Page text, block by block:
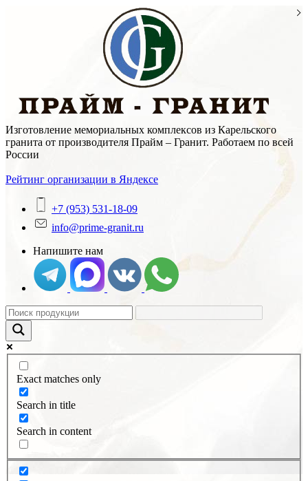
Изготовление мемориальных комплексов из Карельского
гранита от производителя Прайм – Гранит. Работаем по всей
России
Рейтинг организации в Яндексе
+7 (953) 531-18-09
info@prime-granit.ru
Напишите нам
Exact matches only
Search in title
Search in content